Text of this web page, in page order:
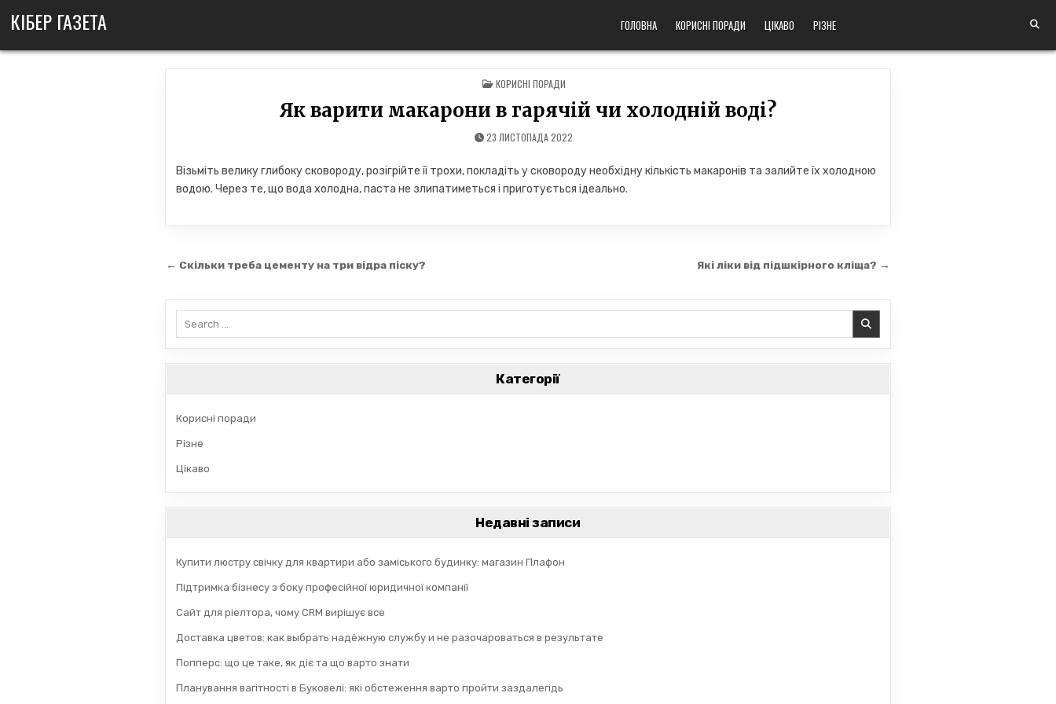
КІБЕР ГАЗЕТА ГОЛОВНА КОРИСНІ ПОРАДИ ЦІКАВО РІЗНЕ
POSTED
IN
КОРИСНІ ПОРАДИ
Як варити макарони в гарячій чи холодній воді?
23 ЛИСТОПАДА 2022
Візьміть велику глибоку сковороду, розігрійте її трохи, покладіть у сковороду необхідну кількість макаронів та залийте їх холодною
водою. Через те, що вода холодна, паста не злипатиметься і приготується ідеально.
Навігація Які ліки від підшкірного кліща? →
← Скільки треба цементу на три відра піску?
Категорії
Корисні поради
Різне
Цікаво
Недавні записи
Купити люстру свічку для квартири або заміського будинку: магазин Плафон
Підтримка бізнесу з боку професійної юридичної компанії
Сайт для ріелтора, чому CRM вирішує все
Доставка цветов: как выбрать надёжную службу и не разочароваться в результате
Попперс: що це таке, як діє та що варто знати
Планування вагітності в Буковелі: які обстеження варто пройти заздалегідь